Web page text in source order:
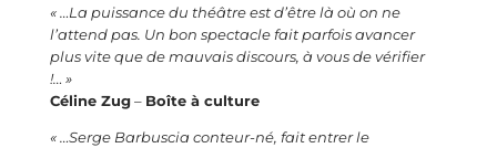
« …La puissance du théâtre est d’être là où on ne
l’attend pas. Un bon spectacle fait parfois avancer
plus vite que de mauvais discours, à vous de vérifier
!… »
Céline Zug– Boîte à culture
« …Serge Barbuscia conteur-né, fait entrer le